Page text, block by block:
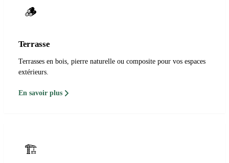
🪵
Terrasse
Terrasses en bois, pierre naturelle ou composite pour vos espaces
extérieurs.
En savoir plus
🏗️